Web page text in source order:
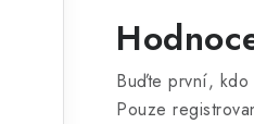
Buďte první,
Pouze